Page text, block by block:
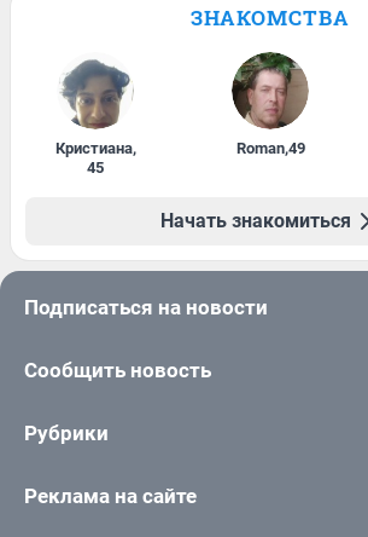
ЗНАКОМСТВА
Кристиана,
45
Roman,49
Начать знакомиться
Подписаться на новости
Сообщить новость
Рубрики
Реклама на сайте